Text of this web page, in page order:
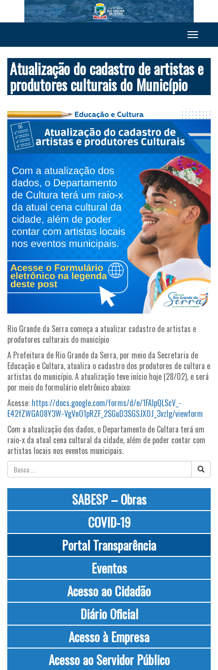
Toggle
navigation
Atualização do cadastro de artistas e
produtores culturais do Município
Rio Grande da Serra começa a atualizar cadastro de artistas e
produtores culturais do município
A Prefeitura de Rio Grande da Serra, por meio da Secretaria de
Educação e Cultura, atualiza o cadastro dos produtores de cultura e
artistas do município. A atualização teve início hoje (28/02), e será
por meio do formulário eletrônico abaixo:
Acesse: https://docs.google.com/forms/d/e/1FAIpQLScV_-
E42fZWGAO8Y3W-VgVnO1pRZF_2SGuD3SGSJX0J_3vzIg/viewform
Com a atualização dos dados, o Departamento de Cultura terá um
raio-x da atual cena cultural da cidade, além de poder contar com
artistas locais nos eventos municipais.
SABESP – Obras
COVID-19
Portal Transparência
Eventos
Acesso ao Cidadão
Diário Oficial
Acesso à Empresa
Acesso ao Servidor Público